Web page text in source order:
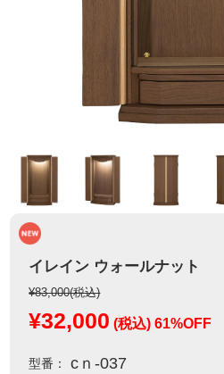
イレイン ウォールナット
¥83,000(税込)
¥32,000 (税込) 61%OFF
型番： cｎ-037